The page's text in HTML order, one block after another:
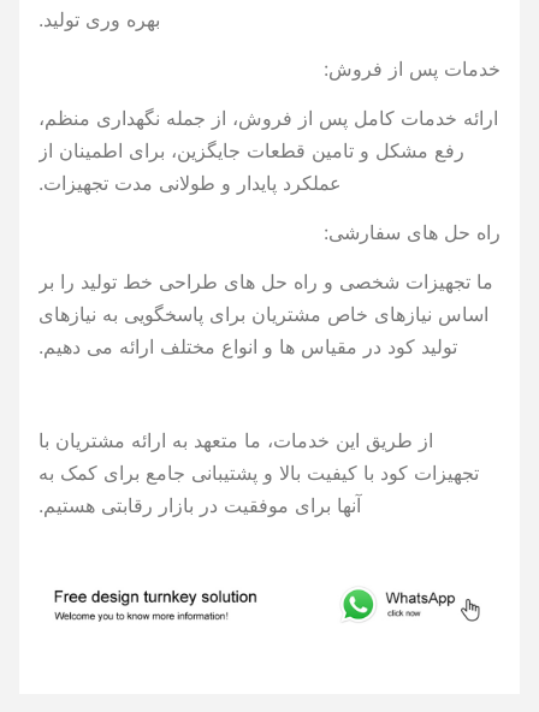
بهره وری تولید.
خدمات پس از فروش:
ارائه خدمات کامل پس از فروش، از جمله نگهداری منظم،
رفع مشکل و تامین قطعات جایگزین، برای اطمینان از
عملکرد پایدار و طولانی مدت تجهیزات.
راه حل های سفارشی:
ما تجهیزات شخصی و راه حل های طراحی خط تولید را بر
اساس نیازهای خاص مشتریان برای پاسخگویی به نیازهای
تولید کود در مقیاس ها و انواع مختلف ارائه می دهیم.
از طریق این خدمات، ما متعهد به ارائه مشتریان با
تجهیزات کود با کیفیت بالا و پشتیبانی جامع برای کمک به
آنها برای موفقیت در بازار رقابتی هستیم.